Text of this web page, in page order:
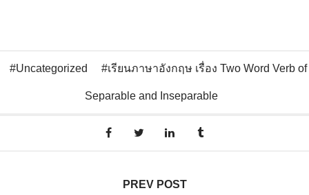
Uncategorized เรียนภาษาอังกฤษ เรื่อง Two Word Verb of
Separable and Inseparable
PREV POST